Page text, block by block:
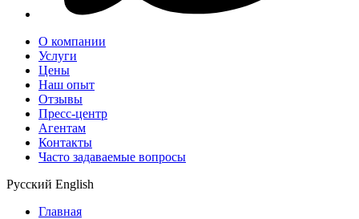
О компании
Услуги
Цены
Наш опыт
Отзывы
Пресс-центр
Агентам
Контакты
Часто задаваемые вопросы
Русский English
Главная